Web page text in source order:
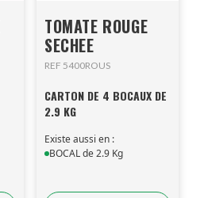
TOMATE ROUGE
SECHEE
REF 5400ROUS
CARTON DE 4 BOCAUX DE
2.9 KG
Existe aussi en :
BOCAL de 2.9 Kg